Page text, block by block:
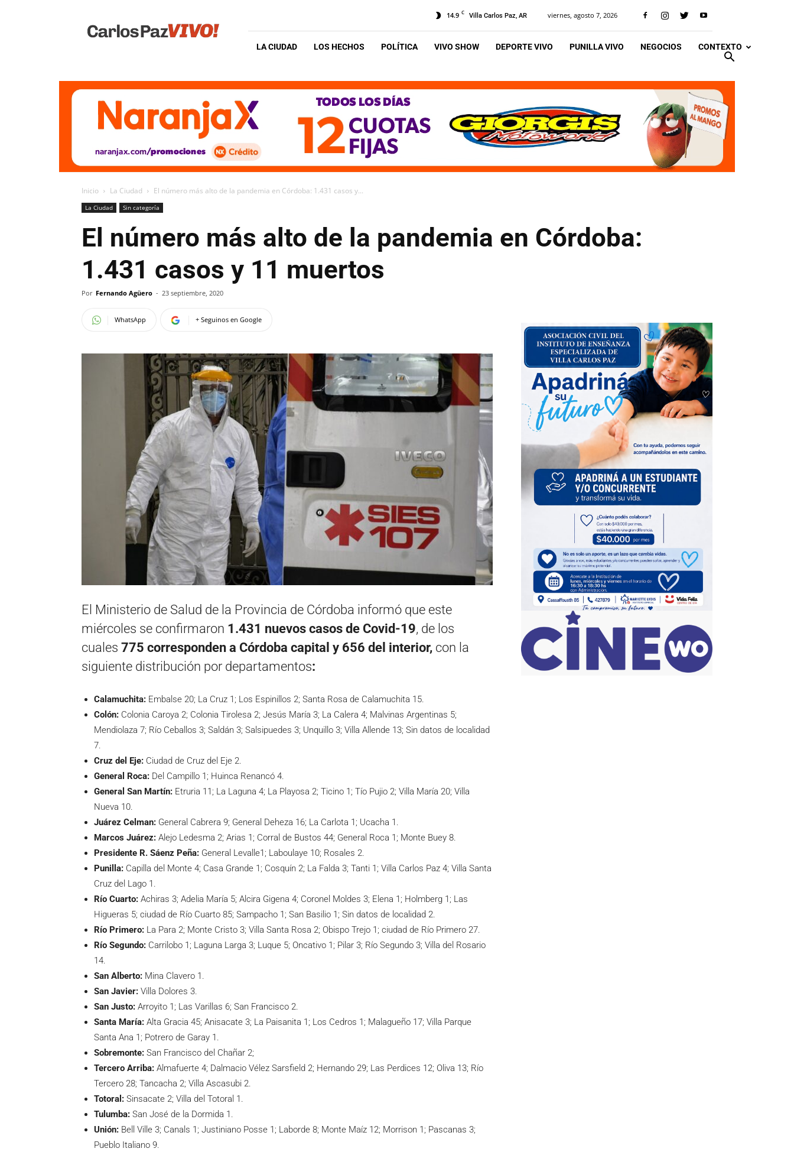
Vivo
14.9 C Villa Carlos Paz, AR viernes, agosto 7, 2026
LA CIUDAD LOS HECHOS POLÍTICA VIVO SHOW DEPORTE VIVO PUNILLA VIVO NEGOCIOS CONTEXTO
Inicio La Ciudad El número más alto de la pandemia en Córdoba: 1.431 casos y...
La Ciudad Sin categoría
El número más alto de la pandemia en Córdoba:
1.431 casos y 11 muertos
Por Fernando Agüero - 23 septiembre, 2020
WhatsApp + Seguinos en Google
El Ministerio de Salud de la Provincia de Córdoba informó que este
miércoles se confirmaron 1.431 nuevos casos de Covid-19, de los
cuales 775 corresponden a Córdoba capital y 656 del interior, con la
siguiente distribución por departamentos:
Calamuchita: Embalse 20; La Cruz 1; Los Espinillos 2; Santa Rosa de Calamuchita 15.
Colón: Colonia Caroya 2; Colonia Tirolesa 2; Jesús María 3; La Calera 4; Malvinas Argentinas 5;
Mendiolaza 7; Río Ceballos 3; Saldán 3; Salsipuedes 3; Unquillo 3; Villa Allende 13; Sin datos de localidad
7.
Cruz del Eje: Ciudad de Cruz del Eje 2.
General Roca: Del Campillo 1; Huinca Renancó 4.
General San Martín: Etruria 11; La Laguna 4; La Playosa 2; Ticino 1; Tío Pujio 2; Villa María 20; Villa
Nueva 10.
Juárez Celman: General Cabrera 9; General Deheza 16; La Carlota 1; Ucacha 1.
Marcos Juárez: Alejo Ledesma 2; Arias 1; Corral de Bustos 44; General Roca 1; Monte Buey 8.
Presidente R. Sáenz Peña: General Levalle1; Laboulaye 10; Rosales 2.
Punilla: Capilla del Monte 4; Casa Grande 1; Cosquín 2; La Falda 3; Tanti 1; Villa Carlos Paz 4; Villa Santa
Cruz del Lago 1.
Río Cuarto: Achiras 3; Adelia María 5; Alcira Gigena 4; Coronel Moldes 3; Elena 1; Holmberg 1; Las
Higueras 5; ciudad de Río Cuarto 85; Sampacho 1; San Basilio 1; Sin datos de localidad 2.
Río Primero: La Para 2; Monte Cristo 3; Villa Santa Rosa 2; Obispo Trejo 1; ciudad de Río Primero 27.
Río Segundo: Carrilobo 1; Laguna Larga 3; Luque 5; Oncativo 1; Pilar 3; Río Segundo 3; Villa del Rosario
14.
San Alberto: Mina Clavero 1.
San Javier: Villa Dolores 3.
San Justo: Arroyito 1; Las Varillas 6; San Francisco 2.
Santa María: Alta Gracia 45; Anisacate 3; La Paisanita 1; Los Cedros 1; Malagueño 17; Villa Parque
Santa Ana 1; Potrero de Garay 1.
Sobremonte: San Francisco del Chañar 2;
Tercero Arriba: Almafuerte 4; Dalmacio Vélez Sarsfield 2; Hernando 29; Las Perdices 12; Oliva 13; Río
Tercero 28; Tancacha 2; Villa Ascasubi 2.
Totoral: Sinsacate 2; Villa del Totoral 1.
Tulumba: San José de la Dormida 1.
Unión: Bell Ville 3; Canals 1; Justiniano Posse 1; Laborde 8; Monte Maíz 12; Morrison 1; Pascanas 3;
Pueblo Italiano 9.